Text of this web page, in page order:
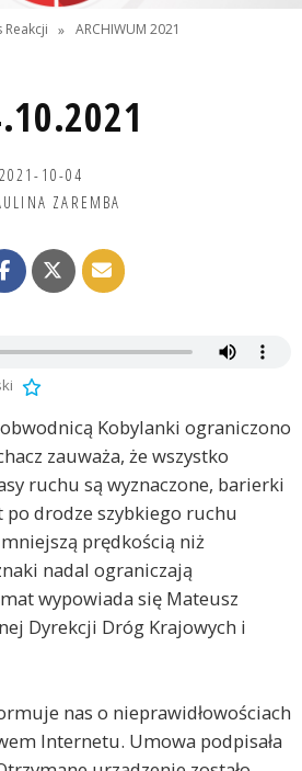
Reakcji » ARCHIWUM 2021
2021-10-04
ZAREMBA
Kobylanki ograniczono
zauważa, że wszystko
ruchu są wyznaczone, barierki
drodze szybkiego ruchu
prędkością niż
nadal ograniczają
wypowiada się Mateusz
Dyrekcji Dróg Krajowych i
nas o nieprawidłowościach
Internetu. Umowa podpisała